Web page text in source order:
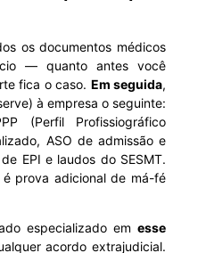
os documentos médicos
— quanto antes você
fica o caso. Em seguida,
à empresa o seguinte:
(Perfil Profissiográfico
ASO de admissão e
EPI e laudos do SESMT.
prova adicional de má-fé
especializado em esse
acordo extrajudicial.